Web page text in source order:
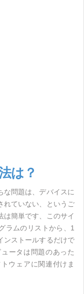
は？
な問題は、デバイスに
れていない、というご
は簡単です、このサイ
ラムのリストから、1
ンストールするだけで
ータは問題のあった
ウェアに関連付けま